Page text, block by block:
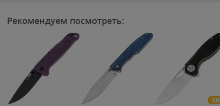
Рекомендуем посмотреть: